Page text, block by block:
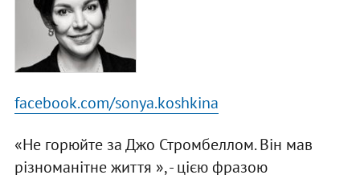
facebook.com/sonya.koshkina
«Не горюйте за Джо Стромбеллом. Він мав
різноманітне життя », - цією фразою